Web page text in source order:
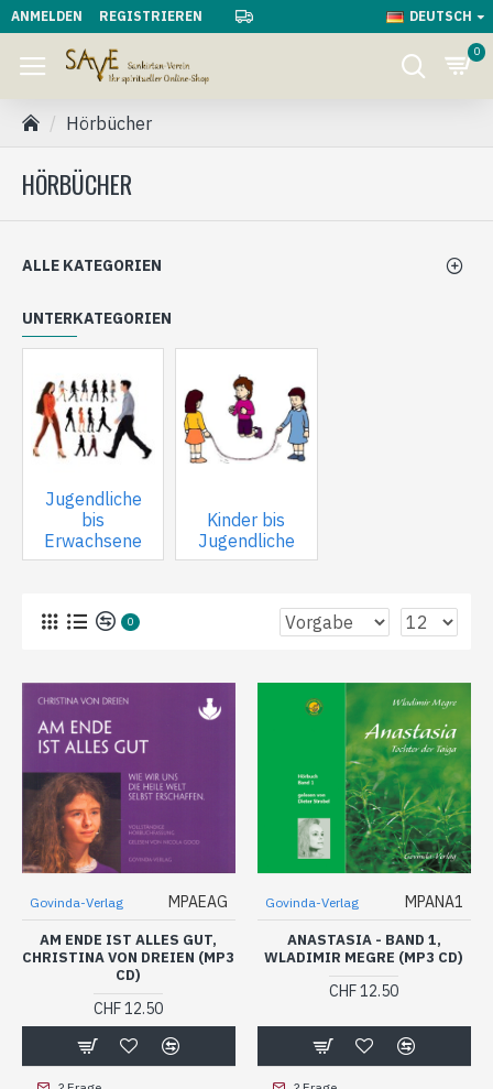
ANMELDEN REGISTRIEREN DEUTSCH
0
Hörbücher
HÖRBÜCHER
ALLE KATEGORIEN
UNTERKATEGORIEN
Jugendliche
bis
Erwachsene
Kinder bis
Jugendliche
0
Govinda-Verlag MPAEAG
AM ENDE IST ALLES GUT,
CHRISTINA VON DREIEN (MP3
CD)
CHF 12.50
Govinda-Verlag MPANA1
ANASTASIA - BAND 1,
WLADIMIR MEGRE (MP3 CD)
CHF 12.50